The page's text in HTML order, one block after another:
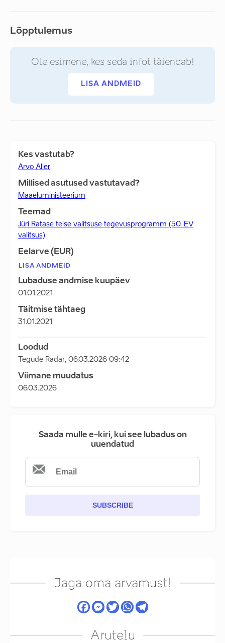
Lõpptulemus
Ole esimene, kes seda infot täiendab!
LISA ANDMEID
Kes vastutab?
Arvo Aller
Millised asutused vastutavad?
Maaeluministeerium
Teemad
Jüri Ratase teise valitsuse tegevusprogramm (50. EV
valitsus)
Eelarve (EUR)
LISA ANDMEID
Lubaduse andmise kuupäev
01.01.2021
Täitmise tähtaeg
31.01.2021
Loodud
Tegude Radar, 06.03.2026 09:42
Viimane muudatus
06.03.2026
Saada mulle e-kiri, kui see lubadus on
uuendatud
SUBSCRIBE
Jaga oma arvamust!
Arutelu